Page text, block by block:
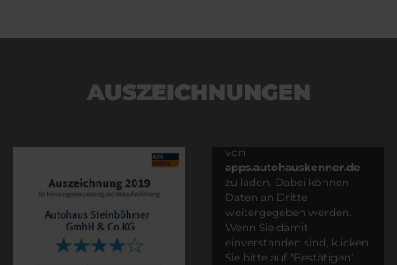
AUSZEICHNUNGEN
von
apps.autohauskenner.de
zu laden. Dabei können
Daten an Dritte
weitergegeben werden.
Wenn Sie damit
einverstanden sind, klicken
Sie bitte auf "Bestätigen".